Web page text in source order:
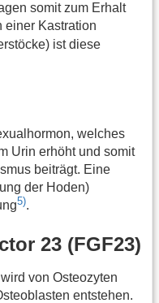
somit zum Erhalt
einer Kastration
ist diese
welches
Urin erhöht und somit
beiträgt. Eine
der Hoden)
5).
23 (FGF23)
von Osteozyten
entstehen.